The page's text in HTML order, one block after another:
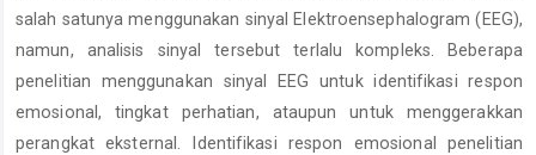
salah satunya menggunakan sinyal Elektroensephalogram (EEG),
namun, analisis sinyal tersebut terlalu kompleks. Beberapa
penelitian menggunakan sinyal EEG untuk identifikasi respon
emosional, tingkat perhatian, ataupun untuk menggerakkan
perangkat eksternal. Identifikasi respon emosional penelitian